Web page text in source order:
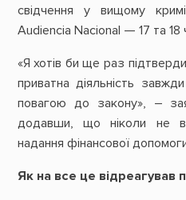
свідчення у вищому
Audiencia Nacional — 17 та 18
«Я хотів би ще раз
приватна діяльність
повагою до закону», –
додавши, що ніколи не
надання фінансової допомоги
Як на все це відреагував